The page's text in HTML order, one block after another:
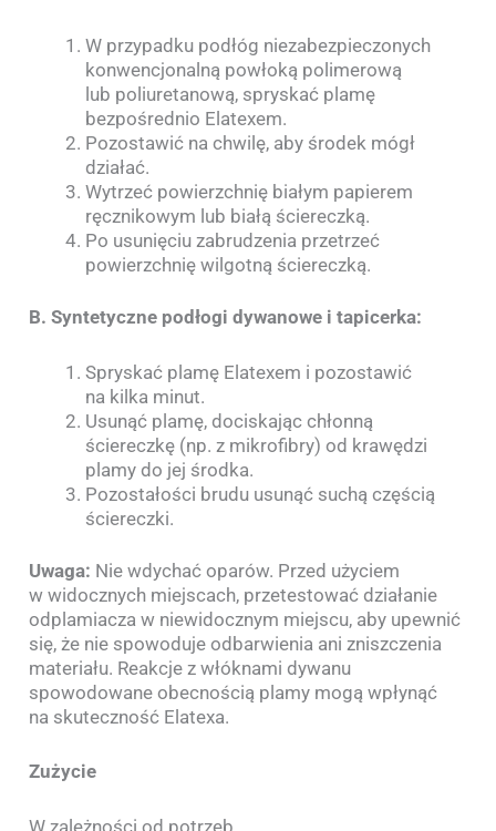
W przypadku podłóg niezabezpieczonych
konwencjonalną powłoką polimerową
lub poliuretanową, spryskać plamę
bezpośrednio Elatexem.
Pozostawić na chwilę, aby środek mógł
działać.
Wytrzeć powierzchnię białym papierem
ręcznikowym lub białą ściereczką.
Po usunięciu zabrudzenia przetrzeć
powierzchnię wilgotną ściereczką.
B. Syntetyczne podłogi dywanowe i tapicerka:
Spryskać plamę Elatexem i pozostawić
na kilka minut.
Usunąć plamę, dociskając chłonną
ściereczkę (np. z mikrofibry) od krawędzi
plamy do jej środka.
Pozostałości brudu usunąć suchą częścią
ściereczki.
Uwaga: Nie wdychać oparów. Przed użyciem
w widocznych miejscach, przetestować działanie
odplamiacza w niewidocznym miejscu, aby upewnić
się, że nie spowoduje odbarwienia ani zniszczenia
materiału. Reakcje z włóknami dywanu
spowodowane obecnością plamy mogą wpłynąć
na skuteczność Elatexa.
Zużycie
W zależności od potrzeb.